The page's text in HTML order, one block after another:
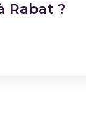
Rabat ?